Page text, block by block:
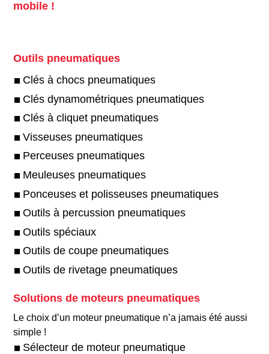
mobile !
Outils pneumatiques
Clés à chocs pneumatiques
Clés dynamométriques pneumatiques
Clés à cliquet pneumatiques
Visseuses pneumatiques
Perceuses pneumatiques
Meuleuses pneumatiques
Ponceuses et polisseuses pneumatiques
Outils à percussion pneumatiques
Outils spéciaux
Outils de coupe pneumatiques
Outils de rivetage pneumatiques
Solutions de moteurs pneumatiques
Le choix d’un moteur pneumatique n’a jamais été aussi
simple !​
Sélecteur de moteur pneumatique